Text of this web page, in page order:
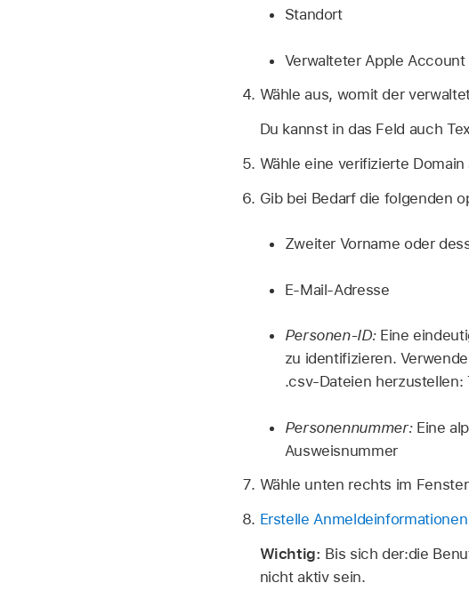
Standort
Verwalteter Apple Account
Wähle aus, womit der
Du kannst in das Feld auch
Wähle eine verifizierte
Gib bei Bedarf die folgenden
Zweiter Vorname oder
E‑Mail-Adresse
Personen-ID:Eine
zu identifizieren.
.csv-Dateien herzustellen:
Personennummer:Eine
Ausweisnummer
Wähle unten rechts im
Erstelle
Wichtig: Bis sich der:die
nicht aktiv sein.